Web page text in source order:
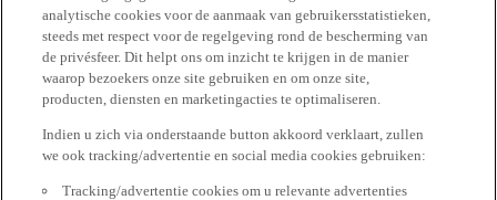
analytische cookies voor de aanmaak van gebruikersstatistieken,
steeds met respect voor de regelgeving rond de bescherming van
de privésfeer. Dit helpt ons om inzicht te krijgen in de manier
waarop bezoekers onze site gebruiken en om onze site,
producten, diensten en marketingacties te optimaliseren.
Indien u zich via onderstaande button akkoord verklaart, zullen
we ook tracking/advertentie en social media cookies gebruiken:
Tracking/advertentie cookies om u relevante advertenties